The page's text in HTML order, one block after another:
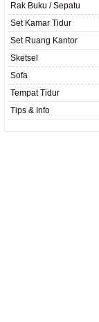
Rak Buku / Sepatu
Set Kamar Tidur
Set Ruang Kantor
Sketsel
Sofa
Tempat Tidur
Tips & Info